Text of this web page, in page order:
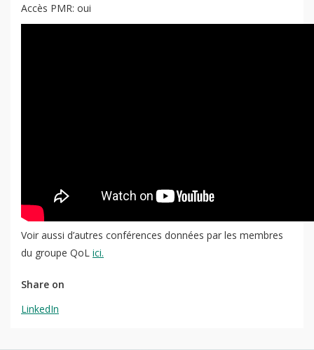
Accès PMR: oui
Voir aussi d’autres conférences données par les membres
du groupe QoL ici.
Share on
LinkedIn